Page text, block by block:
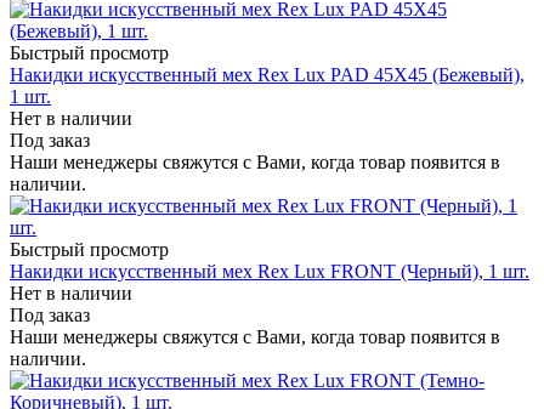
Быстрый просмотр
Накидки искусственный мех Rex Lux PAD 45Х45 (Бежевый),
1 шт.
Нет в наличии
Под заказ
Наши менеджеры свяжутся с Вами, когда товар появится в
наличии.
Быстрый просмотр
Накидки искусственный мех Rex Lux FRONT (Черный), 1 шт.
Нет в наличии
Под заказ
Наши менеджеры свяжутся с Вами, когда товар появится в
наличии.